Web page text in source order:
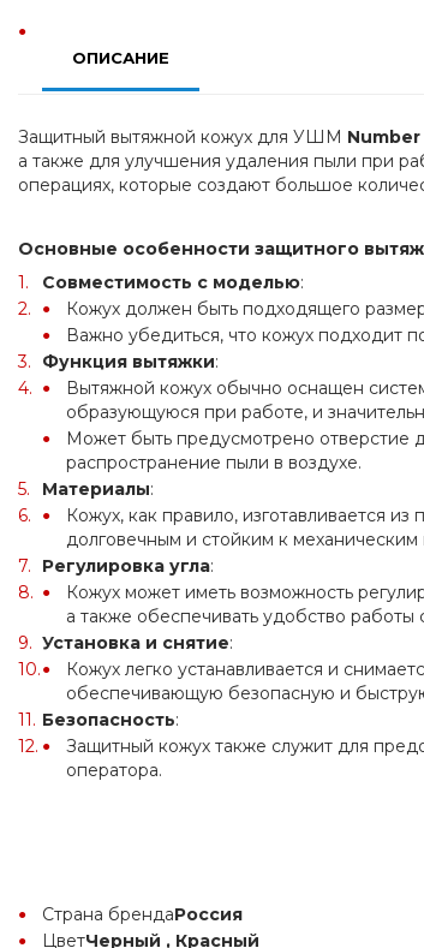
ОПИСАНИЕ
Защитный вытяжной кожух для УШМ Number
а также для улучшения удаления пыли при
операциях, которые создают большое
Основные особенности защитного
Совместимость с моделью:
Кожух должен быть подходящего
Важно убедиться, что кожух подходит
Функция вытяжки:
Вытяжной кожух обычно оснащен
образующуюся при работе, и
Может быть предусмотрено отверстие
распространение пыли в воздухе.
Материалы:
Кожух, как правило, изготавливается
долговечным и стойким к
Регулировка угла:
Кожух может иметь возможность
а также обеспечивать удобство
Установка и снятие:
Кожух легко устанавливается и
обеспечивающую безопасную и
Безопасность:
Защитный кожух также служит для
оператора.
Страна брендаРоссия
ЦветЧерный , Красный